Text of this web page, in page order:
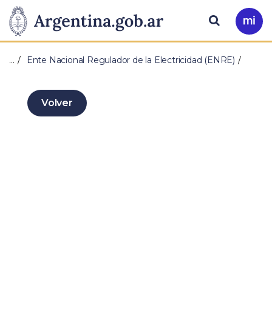
Presidencia
de
Nación
Pasar al contenido principal
Ir
a
Buscar
… Ente Nacional Regulador de la Electricidad (ENRE)
Volver